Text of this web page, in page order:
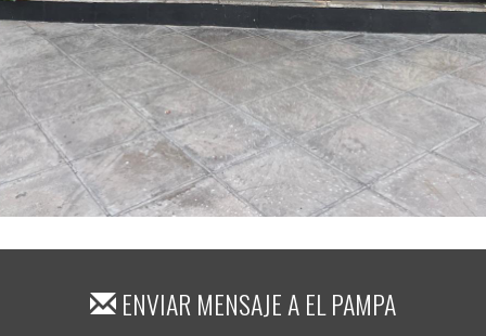
ENVIAR MENSAJE AEL PAMPA